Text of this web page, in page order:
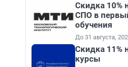
Скидка 10%
СПО в
обучения
До 31 августа,
Скидка 11%
курсы